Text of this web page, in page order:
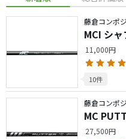
藤倉コンポ
MCI シャ
11,000円
10件
藤倉コンポ
MC
27,500円